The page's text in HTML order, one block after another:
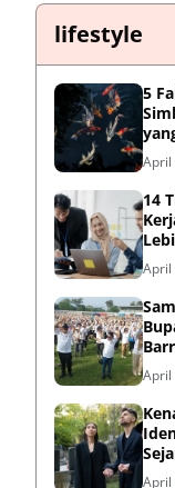
lifestyle
5
April
14
April
di
April
April